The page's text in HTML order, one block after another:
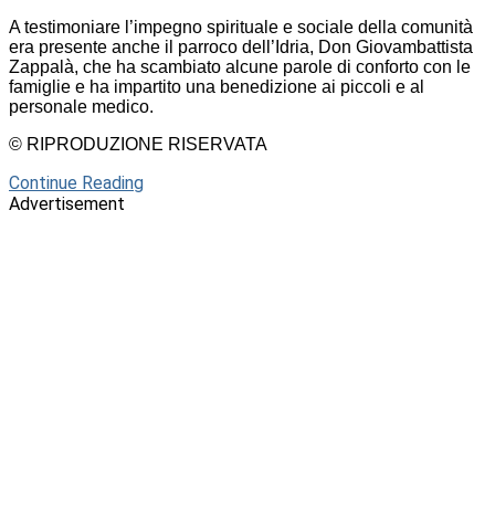
A testimoniare l’impegno spirituale e sociale della comunità
era presente anche il parroco dell’Idria, Don Giovambattista
Zappalà, che ha scambiato alcune parole di conforto con le
famiglie e ha impartito una benedizione ai piccoli e al
personale medico.
© RIPRODUZIONE RISERVATA
Continue Reading
Advertisement